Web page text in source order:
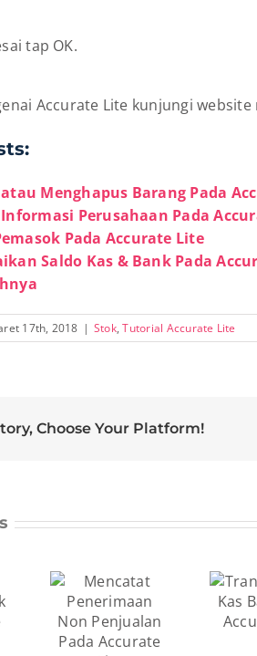
tap OK.
Accurate Lite kunjungi website
Menghapus Barang Pada
Perusahaan Pada
Pada Accurate Lite
Saldo Kas & Bank Pada
17th, 2018 | Stok,Tutorial Accurate Lite
Choose Your Platform!
Transfer
Antar Kas
Bank Pada
Accurate
Lite